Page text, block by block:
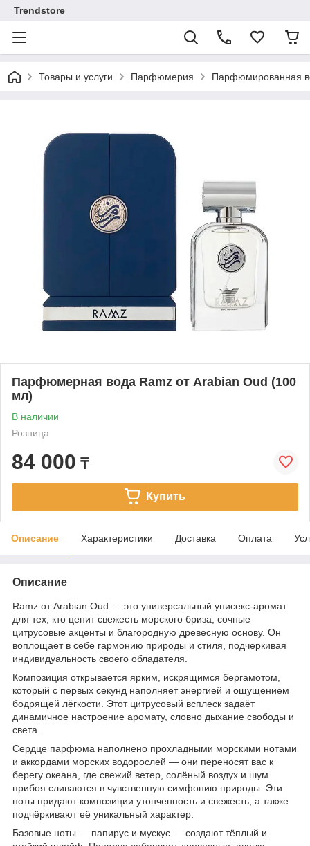
Trendstore
Товары и услуги Парфюмерия Парфюмированная
Парфюмерная вода Ramz от Arabian Oud (100
мл)
В наличии
Розница
84 000 ₸
Купить
Описание Характеристики Доставка Оплата
Описание
Ramz от Arabian Oud — это универсальный унисекс-аромат
для тех, кто ценит свежесть морского бриза, сочные
цитрусовые акценты и благородную древесную основу. Он
воплощает в себе гармонию природы и стиля, подчеркивая
индивидуальность своего обладателя.
Композиция открывается ярким, искрящимся бергамотом,
который с первых секунд наполняет энергией и ощущением
бодрящей лёгкости. Этот цитрусовый всплеск задаёт
динамичное настроение аромату, словно дыхание свободы и
света.
Сердце парфюма наполнено прохладными морскими нотами
и аккордами морских водорослей — они переносят вас к
берегу океана, где свежий ветер, солёный воздух и шум
прибоя сливаются в чувственную симфонию природы. Эти
ноты придают композиции утонченность и свежесть, а также
подчёркивают её уникальный характер.
Базовые ноты — папирус и мускус — создают тёплый и